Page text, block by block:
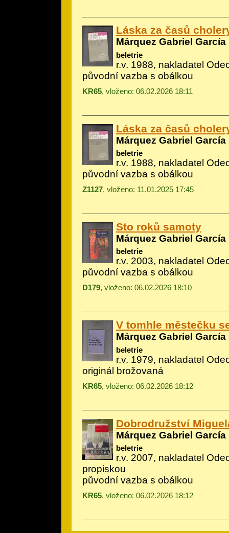
Láska za časů
Márquez Gabriel García
beletrie
r.v. 1988, nakladatel
původní vazba s obálkou
KR65, vloženo: 06.02.2026 18:11
Láska za časů
Márquez Gabriel García
beletrie
r.v. 1988, nakladatel
původní vazba s obálkou
Z1127, vloženo: 11.01.2025 17:45
Sto roků samoty
Márquez Gabriel García
beletrie
r.v. 2003, nakladatel
původní vazba s obálkou
D179, vloženo: 06.02.2026 18:10
V tomhle městečku
Márquez Gabriel García
beletrie
r.v. 1979, nakladatel
originál brožovaná
KR65, vloženo: 06.02.2026 18:12
Dobrodružství
Márquez Gabriel García
beletrie
r.v. 2007, nakladatel
propiskou
původní vazba s obálkou
KR65, vloženo: 06.02.2026 18:12